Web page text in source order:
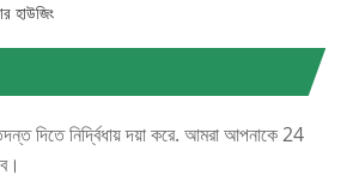
হাউজিং
দিতে নির্দ্বিধায় দয়া করে. আমরা আপনাকে 24